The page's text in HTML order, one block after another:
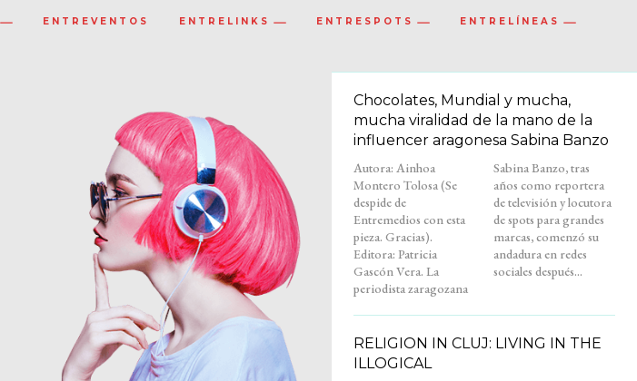
ENTREVENTOS ENTRELINKS ENTRESPOTS ENTRELÍNEAS
Chocolates, Mundial y mucha,
mucha viralidad de la mano de la
influencer aragonesa Sabina Banzo
Autora: Ainhoa
Montero Tolosa (Se
despide de
Entremedios con esta
pieza. Gracias).
Editora: Patricia
Gascón Vera. La
periodista zaragozana
Sabina Banzo, tras
años como reportera
de televisión y locutora
de spots para grandes
marcas, comenzó su
andadura en redes
sociales después...
RELIGION IN CLUJ: LIVING IN THE
ILLOGICAL